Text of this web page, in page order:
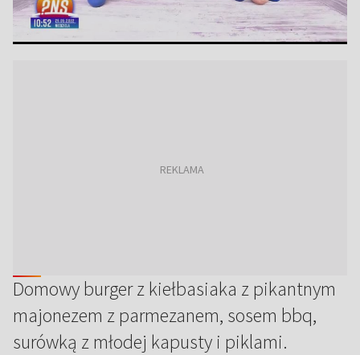
Domowy burger z kiełbasiaka z pikantnym
majonezem z parmezanem, sosem bbq,
surówką z młodej kapusty i piklami.